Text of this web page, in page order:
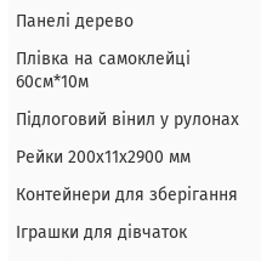
Панелі дерево
Плівка на самоклейці
60см*10м
Підлоговий вінил у рулонах
Рейки 200х11х2900 мм
Контейнери для зберігання
Іграшки для дівчаток